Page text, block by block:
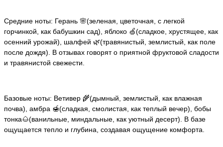
Средние ноты: Герань 🌸(зеленая, цветочная, с легкой
горчинкой, как бабушкин сад), яблоко 🍏(сладкое, хрустящее, как
осенний урожай), шалфей 🌿(травянистый, землистый, как поле
после дождя). В отзывах говорят о приятной фруктовой сладости
и травянистой свежести.
Базовые ноты: Ветивер 🌾(дымный, землистый, как влажная
почва), амбра 🍯(сладкая, смолистая, как теплый вечер), бобы
тонка🌰(ванильные, миндальные, как уютный десерт). В базе
ощущается тепло и глубина, создавая ощущение комфорта.